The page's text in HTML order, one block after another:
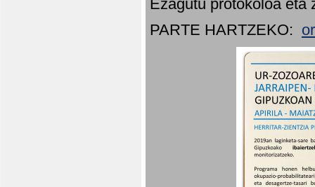
Ezagutu protokoloa eta
PARTE HARTZEKO: